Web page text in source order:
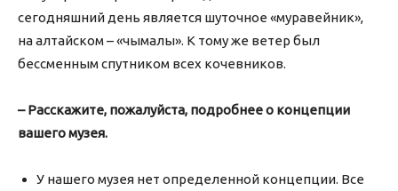
сегодняшний день является шуточное «муравейник»,
на алтайском – «чымалы». К тому же ветер был
бессменным спутником всех кочевников.
– Расскажите, пожалуйста, подробнее о концепции
вашего музея.
У нашего музея нет определенной концепции. Все